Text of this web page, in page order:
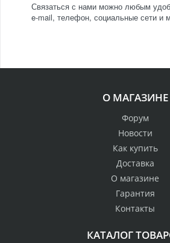
Связаться с нами можно любым
e-mail, телефон, социальные сети и
О МАГАЗИНЕ
Форум
Новости
Как купить
Доставка
О магазине
Гарантия
Контакты
КАТАЛОГ